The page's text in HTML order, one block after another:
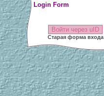
Login Form
Войти через uID
Старая форма входа